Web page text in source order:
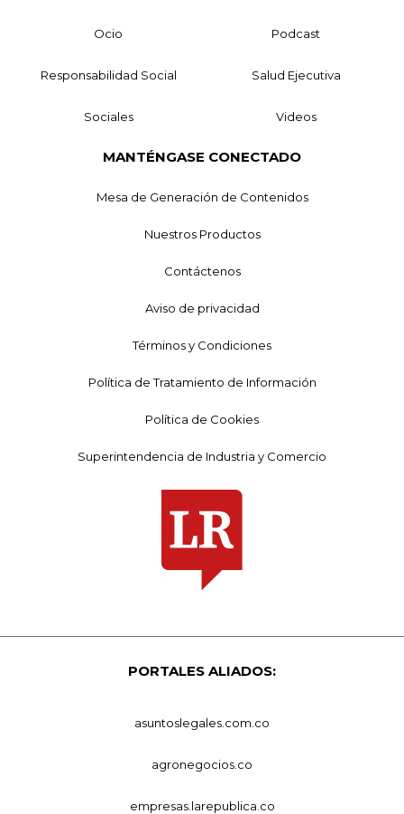
Ocio Podcast
Responsabilidad Social Salud Ejecutiva
Sociales Videos
MANTÉNGASE CONECTADO
Mesa de Generación de Contenidos
Nuestros Productos
Contáctenos
Aviso de privacidad
Términos y Condiciones
Política de Tratamiento de Información
Política de Cookies
Superintendencia de Industria y Comercio
PORTALES ALIADOS:
asuntoslegales.com.co
agronegocios.co
empresas.larepublica.co